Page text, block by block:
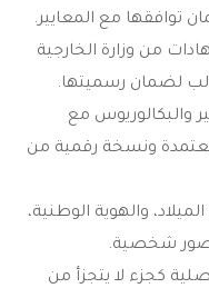
توافقها مع المعايير.
من وزارة الخارجية
لضمان رسميتها.
والبكالوريوس مع
ونسخة رقمية من
والهوية الوطنية،
صور شخصية.
كجزء لا يتجزأ من